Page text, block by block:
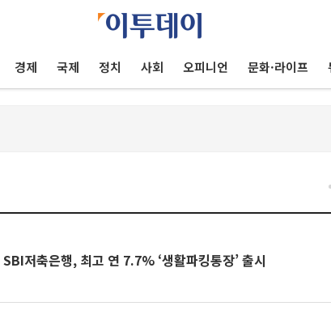
경제 국제 정치 사회 오피니언 문화·라이프
SBI저축은행, 최고 연 7.7% ‘생활파킹통장’ 출시